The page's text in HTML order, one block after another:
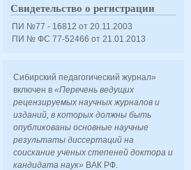
Свидетельство о регистрации
ПИ №77 - 16812 от 20.11.2003
ПИ № ФС 77-52466 от 21.01.2013
Сибирский педагогический журнал»
включен в«Перечень ведущих
рецензируемых научных журналов и
изданий, в которых должны быть
опубликованы основные научные
результаты диссертаций на
соискание ученых степеней доктора и
кандидата наук» ВАК РФ.